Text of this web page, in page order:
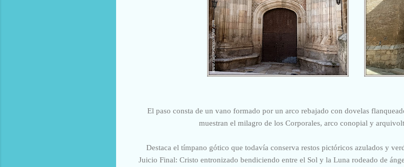
El paso consta de un vano formado por un arco rebajado con dovelas
muestran el milagro de los Corporales, arco conopial y
Destaca el tímpano gótico que todavía conserva restos pictóricos azulados y
Juicio Final: Cristo entronizado bendiciendo entre el Sol y la Luna rodeado de